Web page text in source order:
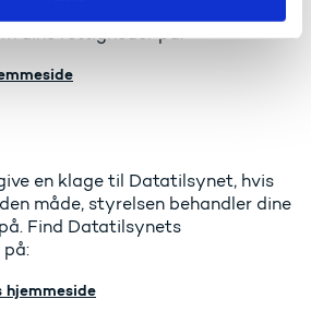
dine rettigheder på:
en klage til Datatilsynet, hvis
måde, styrelsen behandler dine
Find Datatilsynets